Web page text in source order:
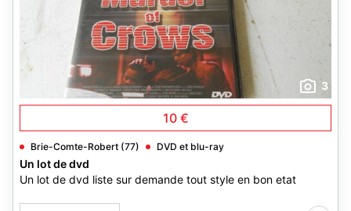
3
10 €
Brie-Comte-Robert (77) DVD et blu-ray
Un lot de dvd
Un lot de dvd liste sur demande tout style en bon etat